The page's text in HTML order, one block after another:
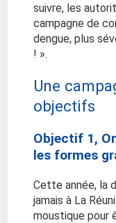
suivre, les
campagne de
dengue, plus
! ».
Une
objectifs
Objectif 1,
les formes
Cette année, la
jamais à La
moustique pour